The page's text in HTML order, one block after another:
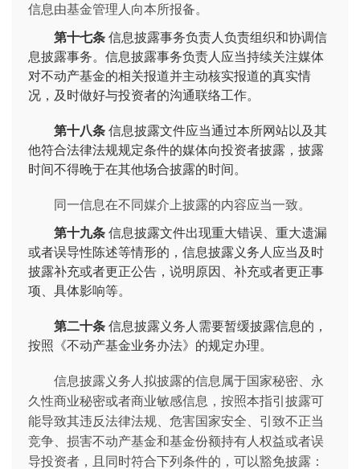
信息由基金管理人向本所报备。
第十七条 信息披露事务负责人负责组织和协调信
息披露事务。信息披露事务负责人应当持续关注媒体
对不动产基金的相关报道并主动核实报道的真实情
况，及时做好与投资者的沟通联络工作。
第十八条 信息披露文件应当通过本所网站以及其
他符合法律法规规定条件的媒体向投资者披露，披露
时间不得晚于在其他场合披露的时间。
同一信息在不同媒介上披露的内容应当一致。
第十九条 信息披露文件出现重大错误、重大遗漏
或者误导性陈述等情形的，信息披露义务人应当及时
披露补充或者更正公告，说明原因、补充或者更正事
项、具体影响等。
第二十条 信息披露义务人需要暂缓披露信息的，
按照《不动产基金业务办法》的规定办理。
信息披露义务人拟披露的信息属于国家秘密、永
久性商业秘密或者商业敏感信息，按照本指引披露可
能导致其违反法律法规、危害国家安全、引致不正当
竞争、损害不动产基金和基金份额持有人权益或者误
导投资者，且同时符合下列条件的，可以豁免披露：